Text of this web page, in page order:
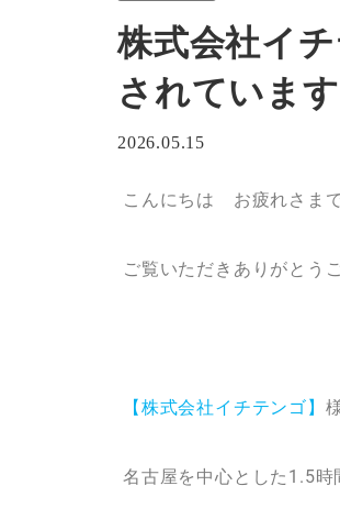
株式会社イ
されていま
2026.05.15
こんにちは お疲れさま
ご覧いただきありがとう
【株式会社イチテンゴ】
名古屋を中心とした1.5